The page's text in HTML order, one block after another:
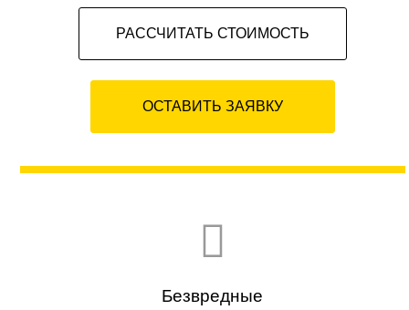
РАCСЧИТАТЬ СТОИМОСТЬ
ОСТАВИТЬ ЗАЯВКУ
Безвредные